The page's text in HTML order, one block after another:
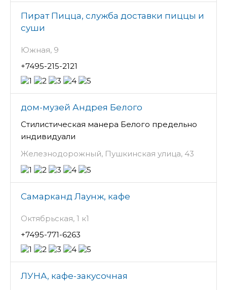
Пират Пицца, служба доставки пиццы и
суши
Южная, 9
+7495-215-2121
дом-музей Андрея Белого
Стилистическая манера Белого предельно
индивидуали
Железнодорожный, Пушкинская улица, 43
Самарканд Лаунж, кафе
Октябрьская, 1 к1
+7495-771-6263
ЛУНА, кафе-закусочная